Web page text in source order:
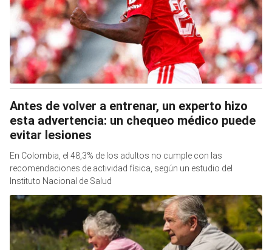
Antes de volver a entrenar, un experto hizo
esta advertencia: un chequeo médico puede
evitar lesiones
En Colombia, el 48,3% de los adultos no cumple con las
recomendaciones de actividad física, según un estudio del
Instituto Nacional de Salud